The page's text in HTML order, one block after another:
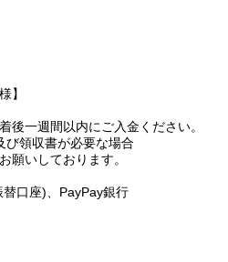
】
週間以内にご入金ください。
び領収書が必要な場合
いしております。
座)、PayPay銀行